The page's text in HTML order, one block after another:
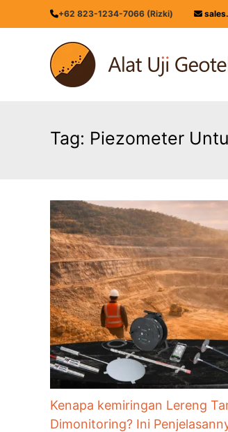
to
+62 823-1234-7066 (Rizki)
DISTRIBUTOR
INSTRUMENT
MONITORING
GEOTEKNIK
Tag: Piezometer
Kenapa kemiringan Lereng
Dimonitoring? Ini